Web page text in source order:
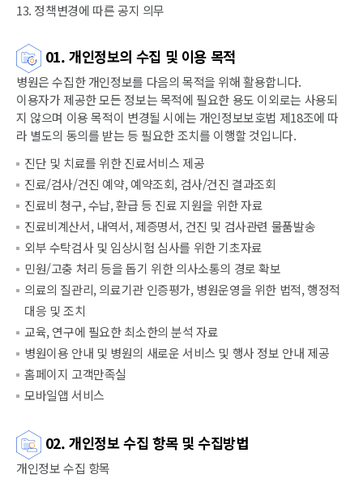
13. 정책변경에 따른 공지 의무
01. 개인정보의 수집 및 이용 목적
병원은 수집한 개인정보를 다음의 목적을 위해 활용합니다.
이용자가 제공한 모든 정보는 목적에 필요한 용도 이외로는 사용되
지 않으며 이용 목적이 변경될 시에는 개인정보보호법 제18조에 따
라 별도의 동의를 받는 등 필요한 조치를 이행할 것입니다.
진단 및 치료를 위한 진료서비스 제공
진료/검사/건진 예약, 예약조회, 검사/건진 결과조회
진료비 청구, 수납, 환급 등 진료 지원을 위한 자료
진료비계산서, 내역서, 제증명서, 건진 및 검사관련 물품발송
외부 수탁검사 및 임상시험 심사를 위한 기초자료
민원/고충 처리 등을 돕기 위한 의사소통의 경로 확보
의료의 질관리, 의료기관 인증평가, 병원운영을 위한 법적, 행정적
대응 및 조치
교육, 연구에 필요한 최소한의 분석 자료
병원이용 안내 및 병원의 새로운 서비스 및 행사 정보 안내 제공
홈페이지 고객만족실
모바일앱 서비스
02. 개인정보 수집 항목 및 수집방법
개인정보 수집 항목